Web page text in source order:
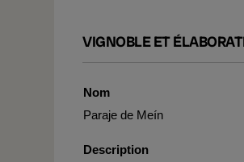
VIGNOBLE ET
Nom
Paraje de Meín
Description